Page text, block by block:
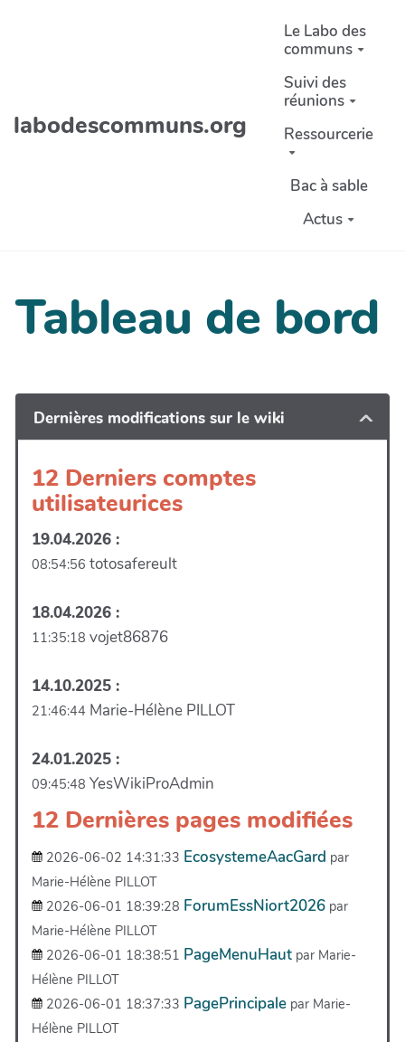
labodescommuns.org
Le Labo des
communs
Suivi des
réunions
Ressourcerie
Bac à sable
Actus
Tableau de bord
Dernières modifications sur le wiki
12 Derniers comptes
utilisateurices
19.04.2026 :
08:54:56 totosafereult
18.04.2026 :
11:35:18 vojet86876
14.10.2025 :
21:46:44 Marie-Hélène PILLOT
24.01.2025 :
09:45:48 YesWikiProAdmin
12 Dernières pages modifiées
2026-06-02 14:31:33 EcosystemeAacGard par
Marie-Hélène PILLOT
2026-06-01 18:39:28 ForumEssNiort2026 par
Marie-Hélène PILLOT
2026-06-01 18:38:51 PageMenuHaut par Marie-
Hélène PILLOT
2026-06-01 18:37:33 PagePrincipale par Marie-
Hélène PILLOT